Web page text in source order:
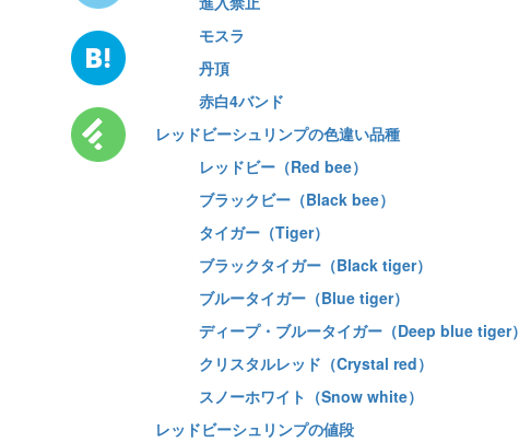
モスラ
丹頂
赤白4バンド
レッドビーシュリンプの色違い品種
レッドビー（Red bee）
ブラックビー（Black bee）
タイガー（Tiger）
ブラックタイガー（Black tiger）
ブルータイガー（Blue tiger）
ディープ・ブルータイガー（Deep blue tiger）
クリスタルレッド（Crystal red）
スノーホワイト（Snow white）
レッドビーシュリンプの値段